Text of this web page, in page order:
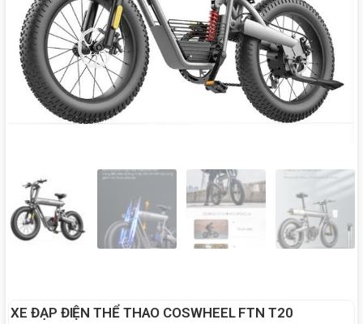
XE ĐẠP ĐIỆN THỂ THAO COSWHEEL FTN T20